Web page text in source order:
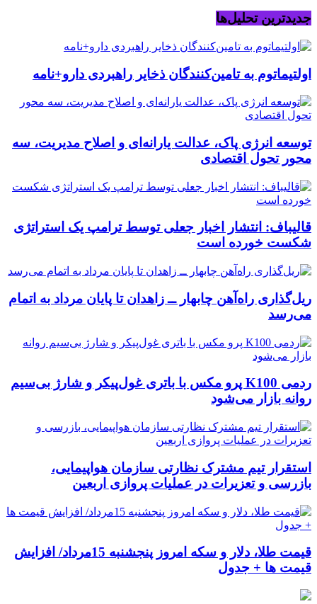
جدیدترین تحلیل‌ها
اولتیماتوم به تامین‌کنندگان ذخایر راهبردی دارو+نامه
توسعه انرژی پاک، عدالت یارانه‌ای و اصلاح مدیریت، سه
محور تحول اقتصادی
قالیباف: انتشار اخبار جعلی توسط ترامپ یک استراتژی
شکست خورده است
ریل‌گذاری راه‌آهن چابهار ــ زاهدان تا پایان مرداد به اتمام
می‌رسد
ردمی K100 پرو مکس با باتری غول‌پیکر و شارژ بی‌سیم
روانه بازار می‌شود
استقرار تیم مشترک نظارتی سازمان هواپیمایی،
بازرسی و تعزیرات در عملیات پروازی اربعین
قیمت طلا، دلار و سکه امروز پنجشنبه 15مرداد/ افزایش
قیمت ها + جدول